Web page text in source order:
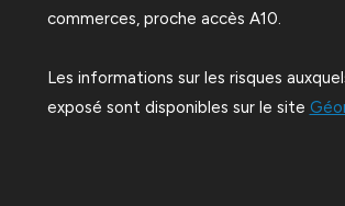
commerces, proche accès A10.
Les informations sur les risques
exposé sont disponibles sur le site